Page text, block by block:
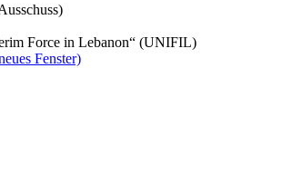
Force in Lebanon“ (UNIFIL)
Fenster)